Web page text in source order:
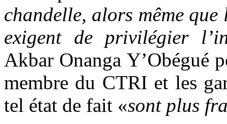
chandelle, alors même
exigent de privilégier
Akbar Onanga Y’Obégué
membre du CTRI et les
tel état de fait «sont plus